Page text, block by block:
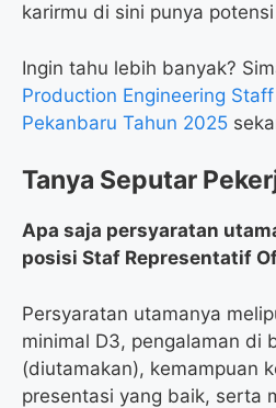
karirmu di sini punya
Ingin tahu lebih banyak?
Production Engineering
Pekanbaru Tahun 2025
Tanya Seputar
Apa saja persyaratan
posisi Staf Representatif
Persyaratan utamanya
minimal D3, pengalaman di
(diutamakan), kemampuan
presentasi yang baik, serta